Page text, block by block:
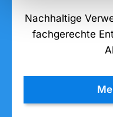
Nachhaltige
fachgerechte